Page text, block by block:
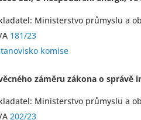
Ministerstvo průmyslu a
181/23
komise
záměru zákona o
Ministerstvo průmyslu a
202/23